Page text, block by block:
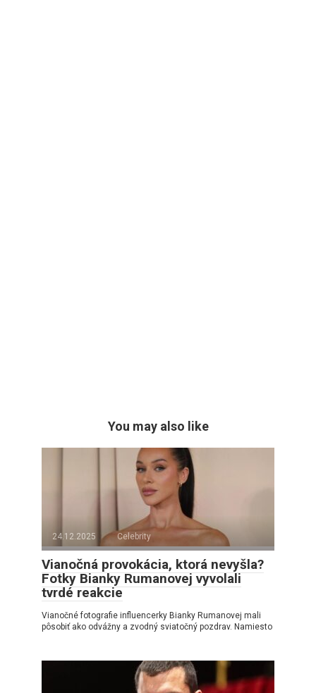
You may also like
24.12.2025 Celebrity
Vianočná provokácia, ktorá nevyšla?
Fotky Bianky Rumanovej vyvolali
tvrdé reakcie
Vianočné fotografie influencerky Bianky Rumanovej mali
pôsobiť ako odvážny a zvodný sviatočný pozdrav. Namiesto